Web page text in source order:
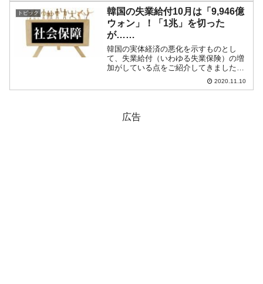
進行で「1ドル＝1,120ウォ...
トピック
韓国の失業給付10月は「9,946億
ウォン」！「1兆」を切った
が……
韓国の実体経済の悪化を示すものとし
て、失業給付（いわゆる失業保険）の増
加がしている点をご紹介してきました。
2020年11月09日、韓国の雇用労働部が10
月の失業給付金額のデータを公表しまし
2020.11.10
広告